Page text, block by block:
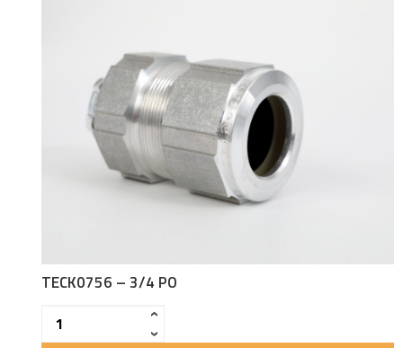
TECK0756 – 3/4 PO
‹
›